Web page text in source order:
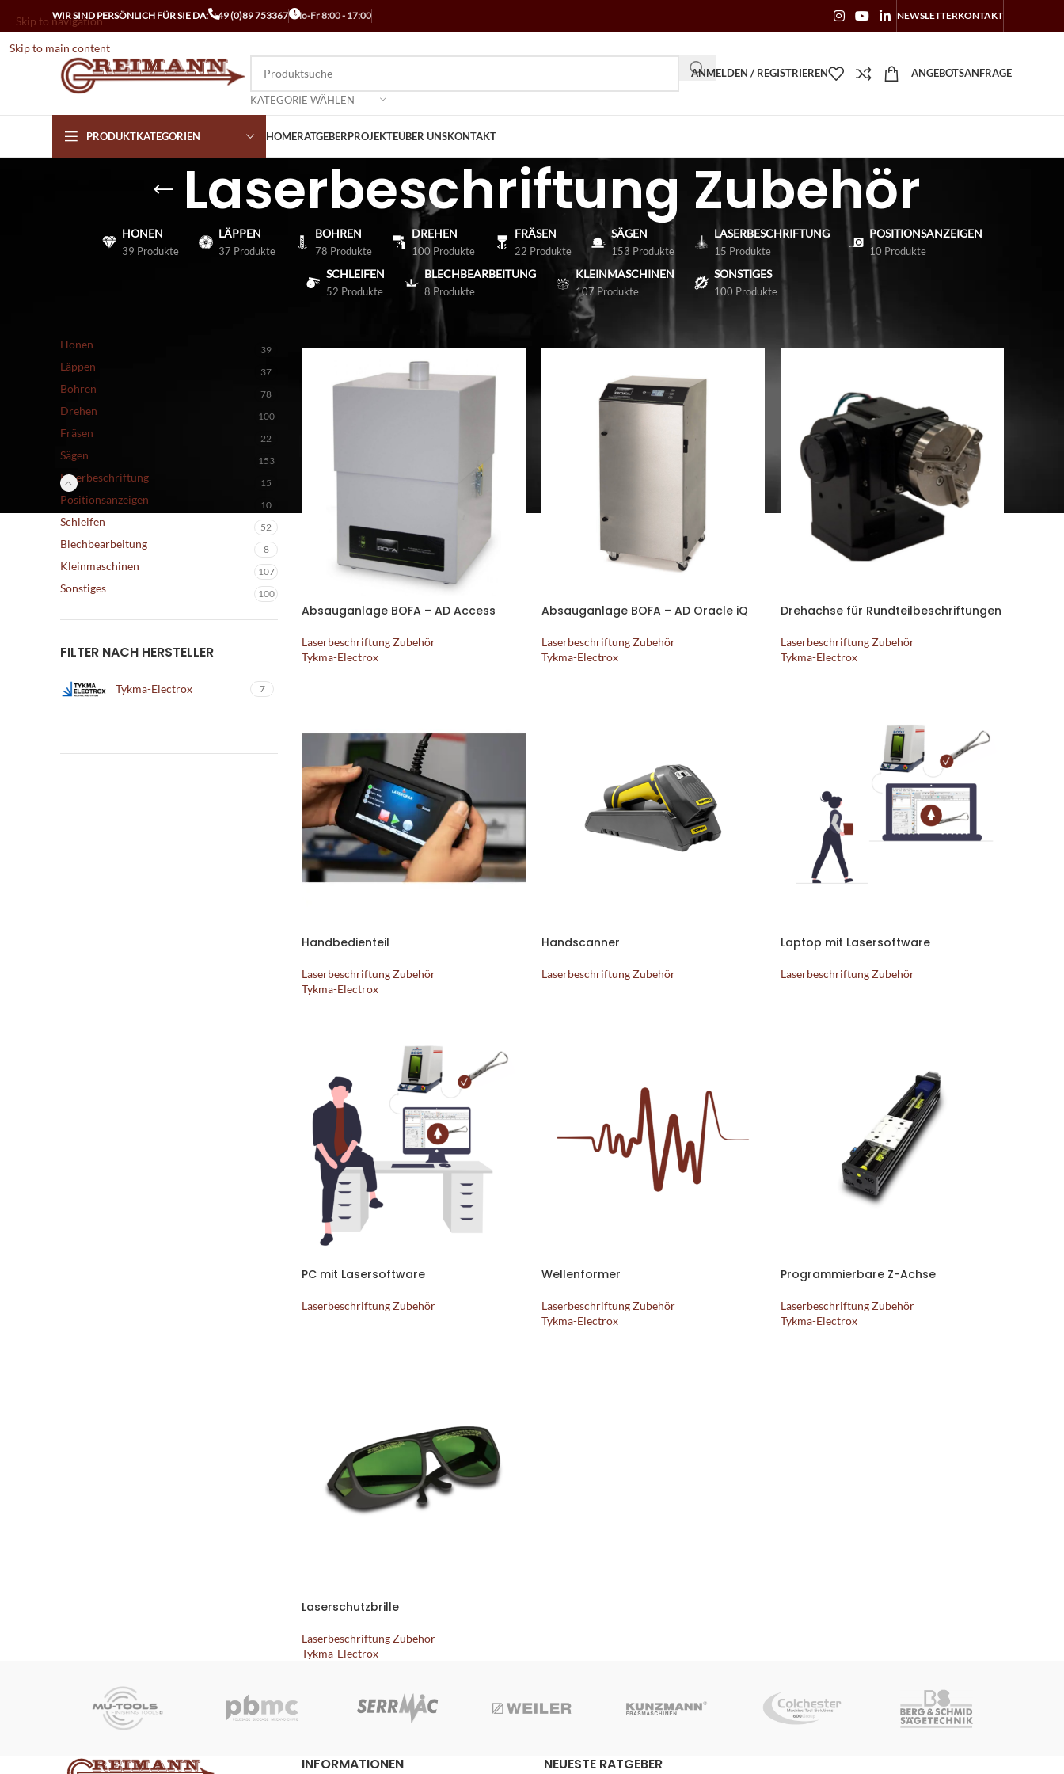
Skip to navigation
Skip to main content
WIR SIND PERSÖNLICH FÜR SIE DA: +49 (0)89 753367 Mo-Fr 8:00 - 17:00 NEWSLETTERKONTAKT
KATEGORIE WÄHLEN
ANMELDEN / REGISTRIEREN ANGEBOTSANFRAGE
PRODUKTKATEGORIEN HOMERATGEBERPROJEKTEÜBER UNSKONTAKT
Laserbeschriftung Zubehör
HONEN
39 Produkte
LÄPPEN
37 Produkte
BOHREN
78 Produkte
DREHEN
100 Produkte
FRÄSEN
22 Produkte
SÄGEN
153 Produkte
LASERBESCHRIFTUNG
15 Produkte
POSITIONSANZEIGEN
10 Produkte
SCHLEIFEN
52 Produkte
BLECHBEARBEITUNG
8 Produkte
KLEINMASCHINEN
107 Produkte
SONSTIGES
100 Produkte
Honen 39
Läppen 37
Bohren 78
Drehen 100
Fräsen 22
Sägen 153
Laserbeschriftung 15
Positionsanzeigen 10
Schleifen 52
Blechbearbeitung 8
Kleinmaschinen 107
Sonstiges 100
FILTER NACH HERSTELLER
Tykma-Electrox 7
Laserbeschriftung Laserbeschriftung Zubehör
Absauganlage BOFA – AD Access
Laserbeschriftung Zubehör
Tykma-Electrox
Absauganlage BOFA – AD Oracle iQ
Laserbeschriftung Zubehör
Tykma-Electrox
Drehachse für Rundteilbeschriftungen
Laserbeschriftung Zubehör
Tykma-Electrox
Handbedienteil
Laserbeschriftung Zubehör
Tykma-Electrox
Handscanner
Laserbeschriftung Zubehör
Laptop mit Lasersoftware
Laserbeschriftung Zubehör
PC mit Lasersoftware
Laserbeschriftung Zubehör
Wellenformer
Laserbeschriftung Zubehör
Tykma-Electrox
Programmierbare Z-Achse
Laserbeschriftung Zubehör
Tykma-Electrox
Laserschutzbrille
Laserbeschriftung Zubehör
Tykma-Electrox
INFORMATIONEN NEUESTE RATGEBER